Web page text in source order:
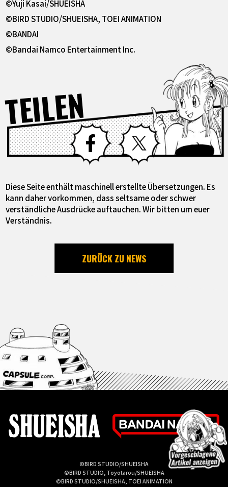
©Yuji Kasai/SHUEISHA
©BIRD STUDIO/SHUEISHA, TOEI ANIMATION
©BANDAI
©Bandai Namco Entertainment Inc.
TEILEN Facebook X
Diese Seite enthält maschinell erstellte Übersetzungen. Es
kann daher vorkommen, dass seltsame oder schwer
verständliche Ausdrücke auftauchen. Wir bitten um euer
Verständnis.
ZURÜCK ZU NEWS
©BIRD STUDIO/SHUEISHA
©BIRD STUDIO, Toyotarou/SHUEISHA
©BIRD STUDIO/SHUEISHA, TOEI ANIMATION